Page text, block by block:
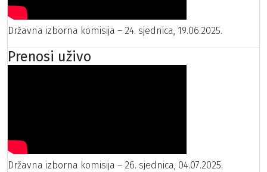
Državna izborna komisija – 24. sjednica, 19.06.2025.
Prenosi uživo
Državna izborna komisija – 26. sjednica, 04.07.2025.